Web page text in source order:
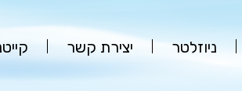
ניוזלטר יצירת קשר